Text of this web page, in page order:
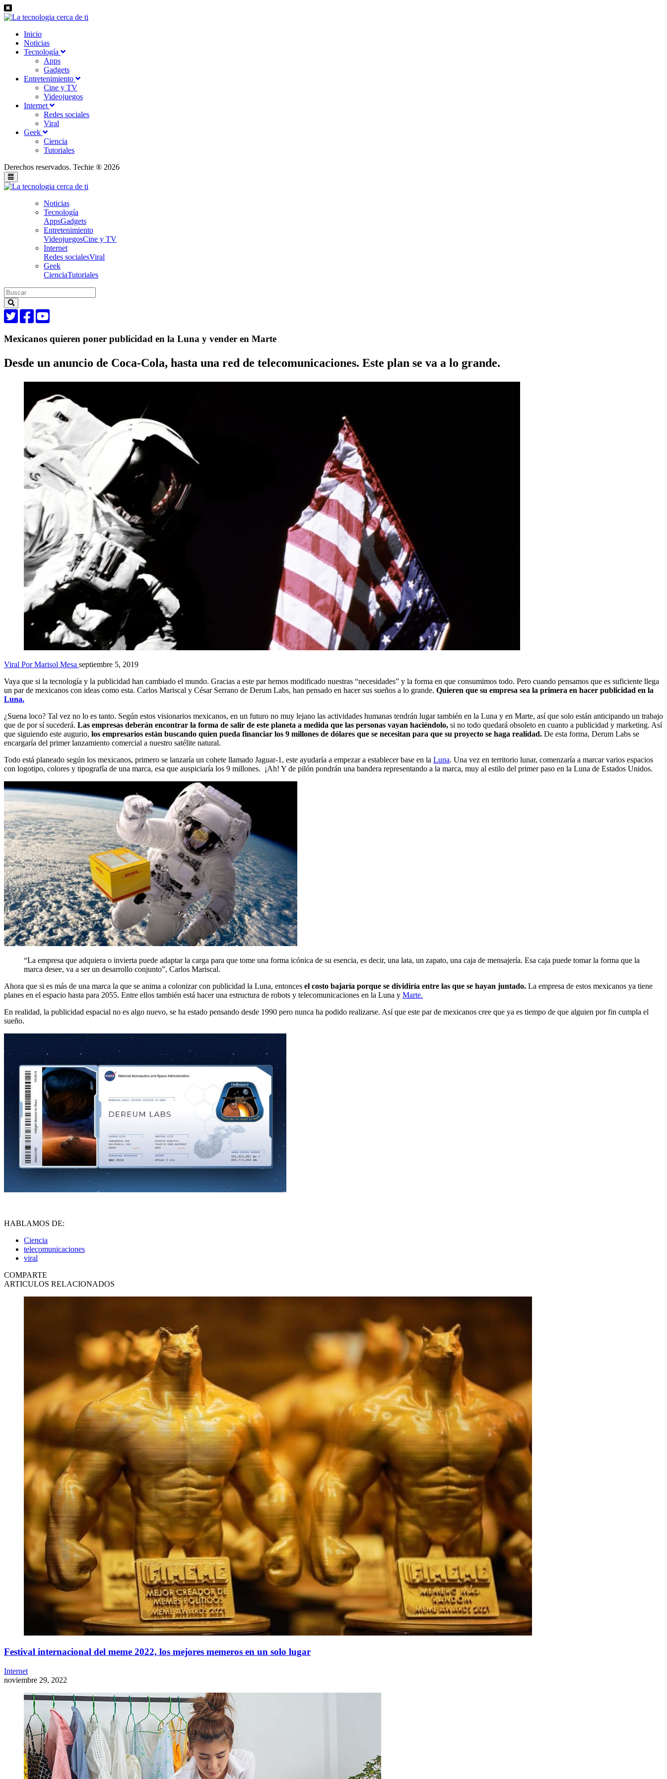
Inicio
Noticias
Tecnología
Apps
Gadgets
Entretenimiento
Cine y TV
Videojuegos
Internet
Redes sociales
Viral
Geek
Ciencia
Tutoriales
Derechos reservados. Techie ® 2026
Noticias
Tecnología
AppsGadgets
Entretenimiento
VideojuegosCine y TV
Internet
Redes socialesViral
Geek
CienciaTutoriales
Mexicanos quieren poner publicidad en la Luna y vender en Marte
Desde un anuncio de Coca-Cola, hasta una red de telecomunicaciones. Este plan se va a lo grande.
Viral Por Marisol Mesa septiembre 5, 2019
Vaya que si la tecnología y la publicidad han cambiado el mundo. Gracias a este par hemos modificado nuestras “necesidades” y la forma en que consumimos todo. Pero cuando pensamos que es suficiente llega
un par de mexicanos con ideas como esta. Carlos Mariscal y César Serrano de Derum Labs, han pensado en hacer sus sueños a lo grande. Quieren que su empresa sea la primera en hacer publicidad en la
Luna.
¿Suena loco? Tal vez no lo es tanto. Según estos visionarios mexicanos, en un futuro no muy lejano las actividades humanas tendrán lugar también en la Luna y en Marte, así que solo están anticipando un trabajo
que de por sí sucederá. Las empresas deberán encontrar la forma de salir de este planeta a medida que las personas vayan haciéndolo, si no todo quedará obsoleto en cuanto a publicidad y marketing. Así
que siguiendo este augurio, los empresarios están buscando quien pueda financiar los 9 millones de dólares que se necesitan para que su proyecto se haga realidad. De esta forma, Derum Labs se
encargaría del primer lanzamiento comercial a nuestro satélite natural.
Todo está planeado según los mexicanos, primero se lanzaría un cohete llamado Jaguar-1, este ayudaría a empezar a establecer base en la Luna. Una vez en territorio lunar, comenzaría a marcar varios espacios
con logotipo, colores y tipografía de una marca, esa que auspiciaría los 9 millones. ¡Ah! Y de pilón pondrán una bandera representando a la marca, muy al estilo del primer paso en la Luna de Estados Unidos.
“La empresa que adquiera o invierta puede adaptar la carga para que tome una forma icónica de su esencia, es decir, una lata, un zapato, una caja de mensajería. Esa caja puede tomar la forma que la
marca desee, va a ser un desarrollo conjunto”, Carlos Mariscal.
Ahora que si es más de una marca la que se anima a colonizar con publicidad la Luna, entonces el costo bajaría porque se dividiría entre las que se hayan juntado. La empresa de estos mexicanos ya tiene
planes en el espacio hasta para 2055. Entre ellos también está hacer una estructura de robots y telecomunicaciones en la Luna y Marte.
En realidad, la publicidad espacial no es algo nuevo, se ha estado pensando desde 1990 pero nunca ha podido realizarse. Así que este par de mexicanos cree que ya es tiempo de que alguien por fin cumpla el
sueño.
HABLAMOS DE:
Ciencia
telecomunicaciones
viral
COMPARTE
ARTICULOS RELACIONADOS
Festival internacional del meme 2022, los mejores memeros en un solo lugar
Internet
noviembre 29, 2022